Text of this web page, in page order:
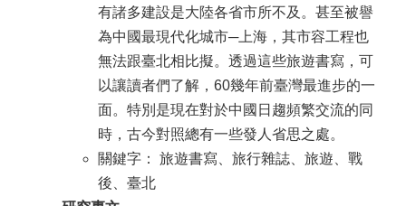
有諸多建設是大陸各省市所不及。甚至被譽
為中國最現代化城市─上海，其市容工程也
無法跟臺北相比擬。透過這些旅遊書寫，可
以讓讀者們了解，60幾年前臺灣最進步的一
面。特別是現在對於中國日趨頻繁交流的同
時，古今對照總有一些發人省思之處。
關鍵字： 旅遊書寫、旅行雜誌、旅遊、戰
後、臺北